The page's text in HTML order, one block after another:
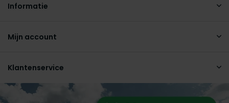
Informatie
Mijn account
Klantenservice